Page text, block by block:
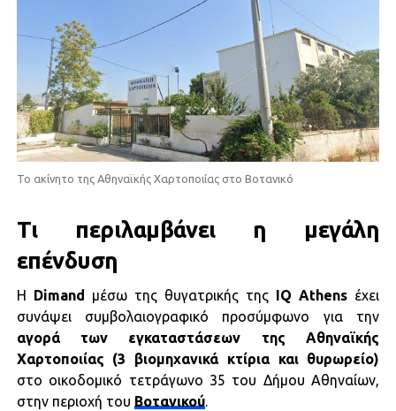
Το ακίνητο της Αθηναϊκής Χαρτοποιίας στο Βοτανικό
Τι περιλαμβάνει η μεγάλη
επένδυση
H Dimand μέσω της θυγατρικής της IQ Athens έχει
συνάψει συμβολαιογραφικό προσύμφωνο για την
αγορά των εγκαταστάσεων της Αθηναϊκής
Χαρτοποιίας (3 βιομηχανικά κτίρια και θυρωρείο)
στο οικοδομικό τετράγωνο 35 του Δήμου Αθηναίων,
στην περιοχή του Βοτανικού.